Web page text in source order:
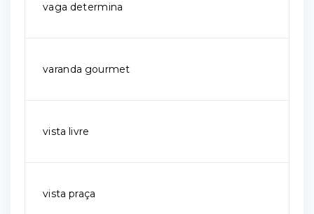
vaga determina
varanda gourmet
vista livre
vista praça